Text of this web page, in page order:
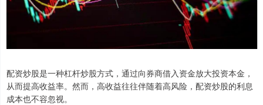
配资炒股是一种杠杆炒股方式，通过向券商借入资金放大投资本金，
从而提高收益率。然而，高收益往往伴随着高风险，配资炒股的利息
成本也不容忽视。